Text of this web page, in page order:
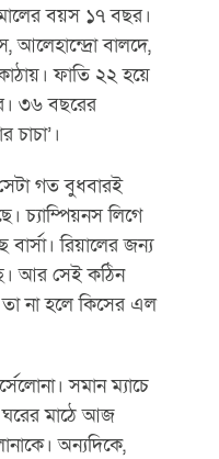
বয়স ১৭ বছর।
আলেহান্দ্রো বালদে,
ফাতি ২২ হয়ে
৩৬ বছরের
গত বুধবারই
চ্যাম্পিয়নস লিগে
রিয়ালের জন্য
আর সেই কঠিন
না হলে কিসের এল
সমান ম্যাচে
ঘরের মাঠে আজ
অন্যদিকে,